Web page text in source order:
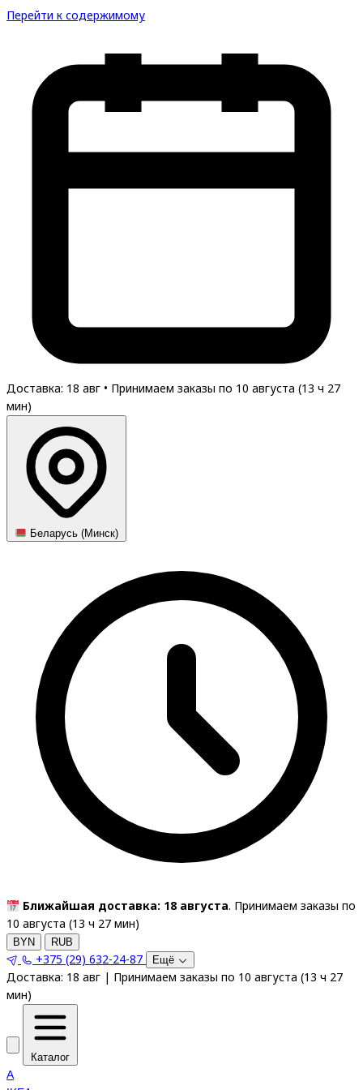
Перейти к содержимому
Доставка: 18 авг • Принимаем заказы по 10 августа (13 ч 27
мин)
Беларусь (Минск)
Ближайшая доставка: 18 августа. Принимаем заказы по
10 августа (13 ч 27 мин)
BYN RUB
+375 (29) 632-24-87 Ещё
Доставка: 18 авг | Принимаем заказы по 10 августа (13 ч 27
мин)
Каталог
A